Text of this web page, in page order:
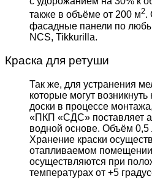
также в объёме от 200 м2.
фасадные панели по
NCS, Tikkurilla.
Краска для ретуши
Так же, для устранения
которые могут
доски в процессе
«ПКП «СДС» поставляет
водной основе. Объём 0,5
Хранение краски
отапливаемом
осуществляются при
температурах от +5